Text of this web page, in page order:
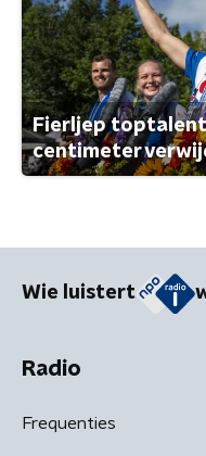
Fierljep toptalent
centimeter
Wie luistert
Radio
Frequenties